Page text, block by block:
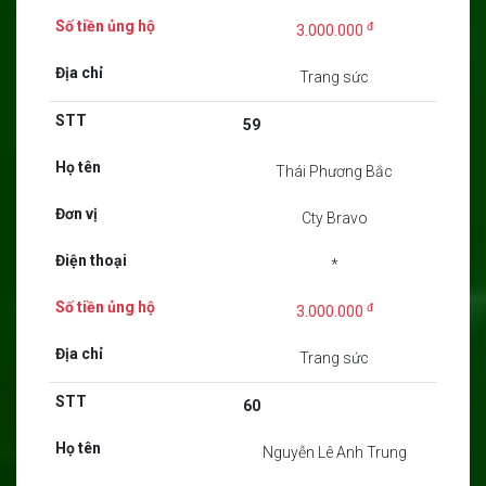
3.000.000 đ
Trang sức
59
Thái Phương Bắc
Cty Bravo
*
3.000.000 đ
Trang sức
60
Nguyễn Lê Anh Trung